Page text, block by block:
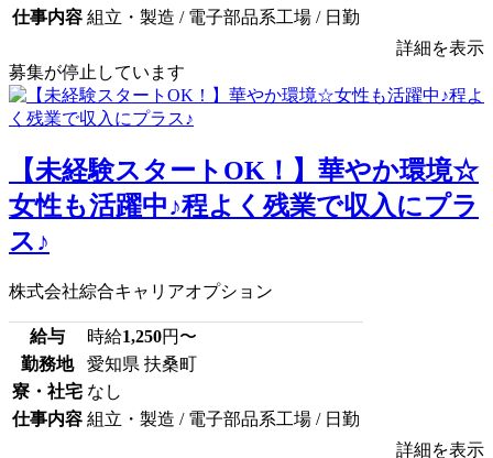
仕事内容 組立・製造 / 電子部品系工場 / 日勤
詳細を表示
募集が停止しています
【未経験スタートOK！】華やか環境☆
女性も活躍中♪程よく残業で収入にプラ
ス♪
株式会社綜合キャリアオプション
給与 時給1,250円〜
勤務地
愛知県 扶桑町
寮・社宅 なし
仕事内容 組立・製造 / 電子部品系工場 / 日勤
詳細を表示